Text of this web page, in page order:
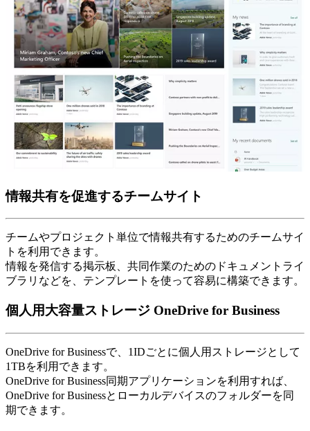
情報共有を促進するチームサイト
チームやプロジェクト単位で情報共有するためのチームサイ
トを利用できます。
情報を発信する掲示板、共同作業のためのドキュメントライ
ブラリなどを、テンプレートを使って容易に構築できます。
個人用大容量ストレージ OneDrive for Business
OneDrive for Businessで、1IDごとに個人用ストレージとして
1TBを利用できます。
OneDrive for Business同期アプリケーションを利用すれば、
OneDrive for Businessとローカルデバイスのフォルダーを同
期できます。